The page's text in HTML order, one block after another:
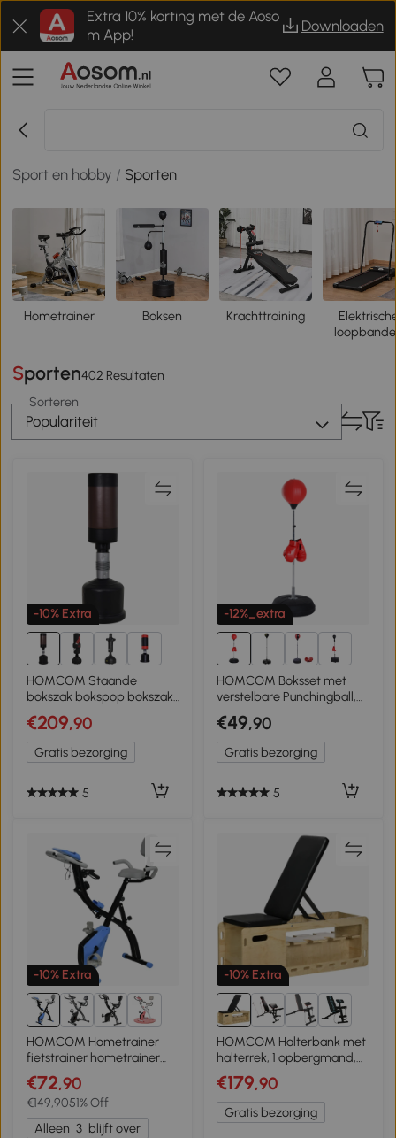
Extra 10% korting met de Aoso
m App!
Downloaden
Sport en hobby / Sporten
Hometrainer Boksen Krachttraining
Sporten402 Resultaten
Sorteren
Populariteit
-10% Extra
3+
HOMCOM Staande
bokszak bokspop bokszak
boksdummy in hoogte
verstelbaar NIEUW bruin
€209,90
Gratis bezorging
5
-12%_extra
1+
HOMCOM Boksset met
verstelbare Punchingball,
inclusief
bokshandschoenen, 126-
144cm, Rood
€49,90
Gratis bezorging
5
-10% Extra
1+
HOMCOM Hometrainer
fietstrainer hometrainer
LCD display opvouwbaar
verstelbaar blauw+grijs
€72,90
€149,9051% Off
Alleen 3 blijft over
-10% Extra
5+
HOMCOM Halterbank met
halterrek, 1 opbergmand,
verstelbaar in 6 posities,
massief hout, naturel +
zwart
€179,90
Gratis bezorging